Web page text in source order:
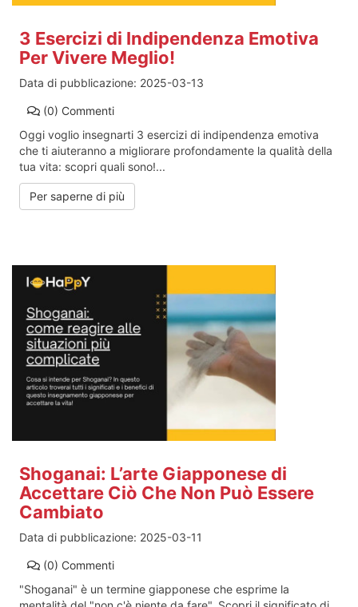
3 Esercizi di Indipendenza Emotiva
Per Vivere Meglio!
Data di pubblicazione: 2025-03-13
(0) Commenti
Oggi voglio insegnarti 3 esercizi di indipendenza emotiva
che ti aiuteranno a migliorare profondamente la qualità della
tua vita: scopri quali sono!...
Per saperne di più
Shoganai: L’arte Giapponese di
Accettare Ciò Che Non Può Essere
Cambiato
Data di pubblicazione: 2025-03-11
(0) Commenti
"Shoganai" è un termine giapponese che esprime la